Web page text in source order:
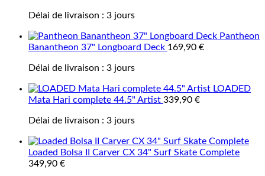
Délai de livraison : 3 jours
Pantheon
Banantheon 37" Longboard Deck 169,90 €
Délai de livraison : 3 jours
LOADED
Mata Hari complete 44.5" Artist 339,90 €
Délai de livraison : 3 jours
Loaded Bolsa II Carver CX 34" Surf Skate Complete
349,90 €